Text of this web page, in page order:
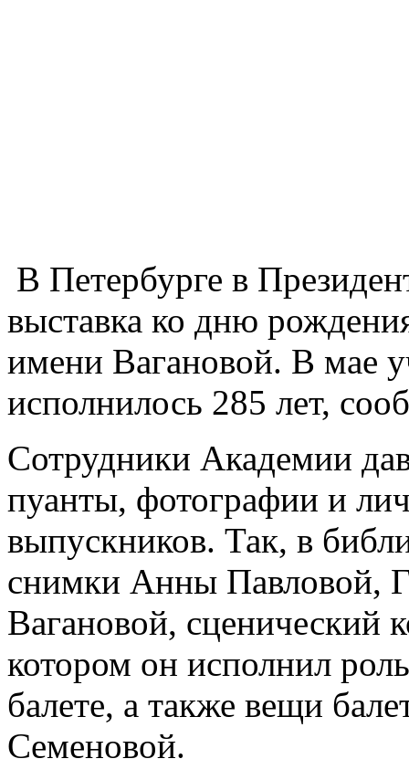
В Петербурге в
выставка ко дню
имени Вагановой. В мае
исполнилось 285 лет,
Сотрудники Академии
пуанты, фотографии и
выпускников. Так, в
снимки Анны Павловой,
Вагановой,
котором он исполнил
балете, а также вещи
Семеновой.